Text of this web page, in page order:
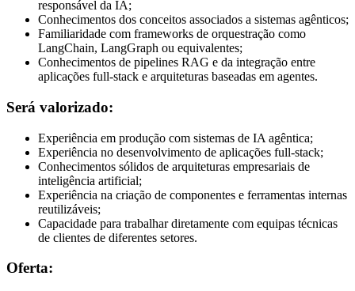
responsável da IA;
Conhecimentos dos conceitos associados a sistemas agênticos;
Familiaridade com frameworks de orquestração como
LangChain, LangGraph ou equivalentes;
Conhecimentos de pipelines RAG e da integração entre
aplicações full-stack e arquiteturas baseadas em agentes.
Será valorizado:
Experiência em produção com sistemas de IA agêntica;
Experiência no desenvolvimento de aplicações full-stack;
Conhecimentos sólidos de arquiteturas empresariais de
inteligência artificial;
Experiência na criação de componentes e ferramentas internas
reutilizáveis;
Capacidade para trabalhar diretamente com equipas técnicas
de clientes de diferentes setores.
Oferta: